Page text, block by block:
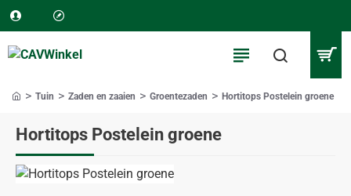
Hortitops Postelein groene
Tuin Zaden en zaaien Groentezaden Hortitops Postelein groene